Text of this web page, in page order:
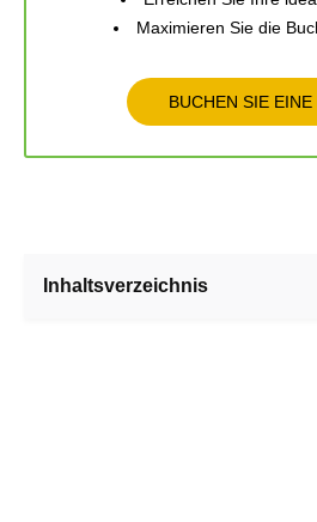
Maximieren Sie die
BUCHEN SIE EINE
Inhaltsverzeichnis